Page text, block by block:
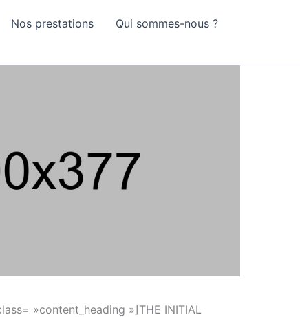
Nos prestations
Qui sommes-nous ?
»content_heading »]THE INITIAL